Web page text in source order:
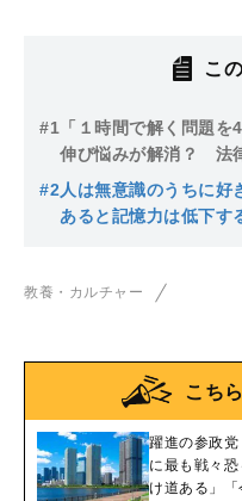
こ
#1 「１時間で解く問題
伸び悩みが解消？ 法
唱する、意識的に失敗
#2人は無意識のうちに好
あると記憶力は低下
教養・カルチャー
こち
躍進の参政党
に最も戦々
け道ある」